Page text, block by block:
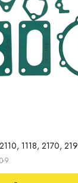
1118, 2170,
9